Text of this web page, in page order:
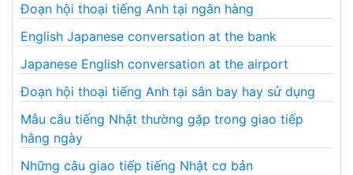
Đoạn hội thoại tiếng Anh tại ngân hàng
English Japanese conversation at the bank
Japanese English conversation at the airport
Đoạn hội thoại tiếng Anh tại sân bay hay sử dụng
Mẫu câu tiếng Nhật thường gặp trong giao tiếp
hằng ngày
Những câu giao tiếp tiếng Nhật cơ bản